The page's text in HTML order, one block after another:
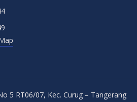
5 RT06/07, Kec. Curug – Tangerang